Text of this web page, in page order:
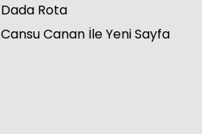
Dada Rota
Cansu Canan İle Yeni Sayfa